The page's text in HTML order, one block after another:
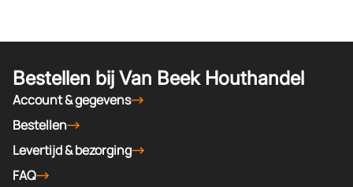
Bestellen bij Van Beek Houthandel
Account & gegevens
Bestellen
Levertijd & bezorging
FAQ